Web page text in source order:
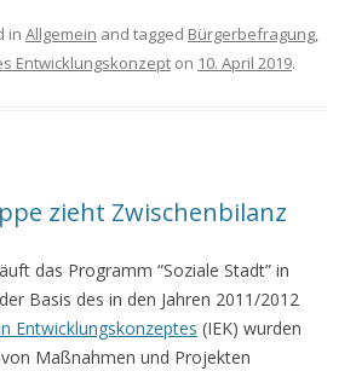
in Allgemein and tagged Bürgerbefragung,
Entwicklungskonzept on 10. April 2019.
zieht Zwischenbilanz
das Programm “Soziale Stadt” in
Basis des in den Jahren 2011/2012
Entwicklungskonzeptes (IEK) wurden
Maßnahmen und Projekten